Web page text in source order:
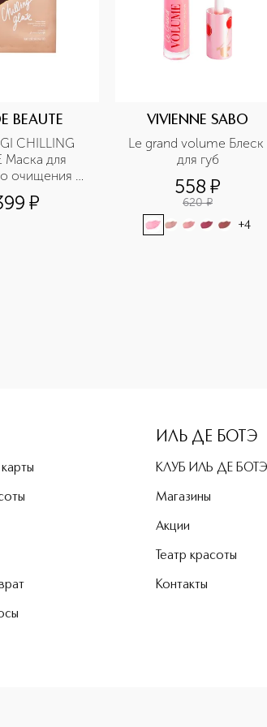
BEAUTE
CHILLING
Маска для
очищения и
кожи
¤
VIVIENNE SABO
Le grand volume Блеск
для губ
558 ¤
620 ¤
+4
ИЛЬ ДЕ БОТЭ
КЛУБ ИЛЬ ДЕ БОТЭ
Магазины
Акции
Театр красоты
Контакты